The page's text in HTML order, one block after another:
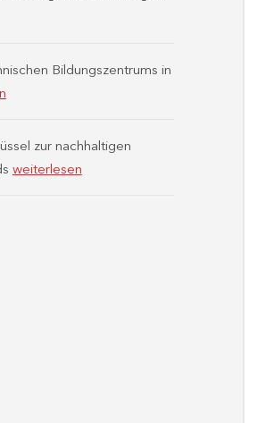
Bildungszentrums in
zur nachhaltigen
weiterlesen